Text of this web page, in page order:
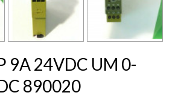
9A 24VDC UM 0-
890020